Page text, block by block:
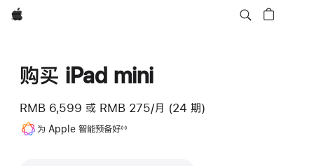
Apple
购买 iPad mini
RMB 6,599 或 RMB 275/月 (24 期)
为 Apple 智能预备好◊◊